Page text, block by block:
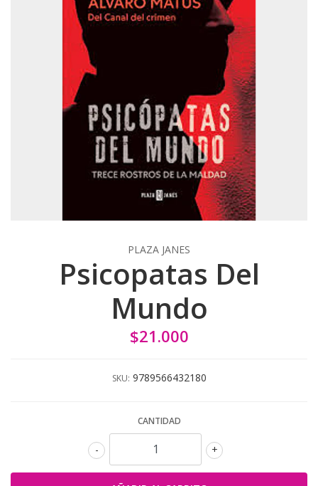
PLAZA JANES
Psicopatas Del
Mundo
$21.000
SKU: 9789566432180
CANTIDAD
+
-